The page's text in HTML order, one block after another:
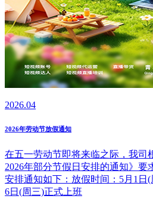
2026.04
2026年劳动节放假通知
在五一劳动节即将来临之际，我司
2026年部分节假日安排的通知》要
安排通知如下：放假时间：5月1
6日(周三)正式上班